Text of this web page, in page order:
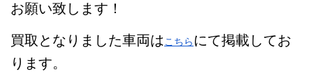
お願い致します！
買取となりました車両はこちら にて掲載してお
ります。